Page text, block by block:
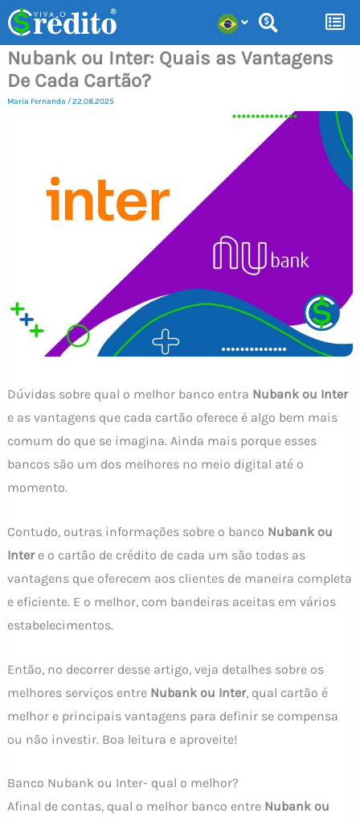
para
conteúdo
Nubank ou Inter: Quais as Vantagens
De Cada Cartão?
Maria Fernanda /22.08.2025
Dúvidas sobre qual o melhor banco entra Nubank ou Inter
e as vantagens que cada cartão oferece é algo bem mais
comum do que se imagina. Ainda mais porque esses
bancos são um dos melhores no meio digital até o
momento.
Contudo, outras informações sobre o banco Nubank ou
Intere o cartão de crédito de cada um são todas as
vantagens que oferecem aos clientes de maneira completa
e eficiente. E o melhor, com bandeiras aceitas em vários
estabelecimentos.
Então, no decorrer desse artigo, veja detalhes sobre os
melhores serviços entre Nubank ou Inter, qual cartão é
melhor e principais vantagens para definir se compensa
ou não investir. Boa leitura e aproveite!
Banco Nubank ou Inter- qual o melhor?
Afinal de contas, qual o melhor banco entre Nubank ou